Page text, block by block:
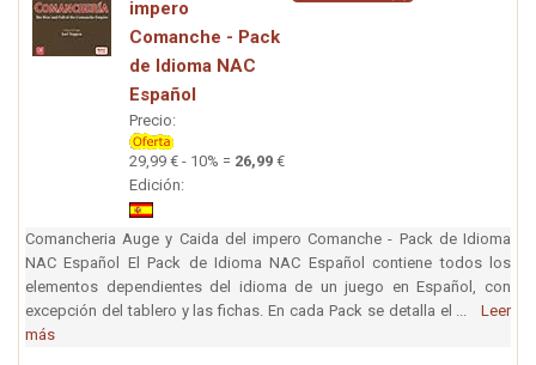
impero
Comanche - Pack
de Idioma NAC
Español
Precio:
29,99 € - 10% = 26,99 €
Edición:
Comancheria Auge y Caida del impero Comanche - Pack de Idioma
NAC Español El Pack de Idioma NAC Español contiene todos los
elementos dependientes del idioma de un juego en Español, con
excepción del tablero y las fichas. En cada Pack se detalla el ... Leer
más